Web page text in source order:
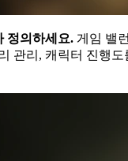
정의하세요. 게임 밸
관리, 캐릭터 진행도